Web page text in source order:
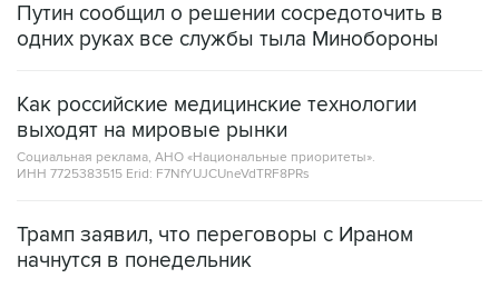
Путин сообщил о решении сосредоточить в
одних руках все службы тыла Минобороны
Как российские медицинские технологии
выходят на мировые рынки
Социальная реклама, АНО «Национальные приоритеты».
ИНН 7725383515 Erid: F7NfYUJCUneVdTRF8PRs
Трамп заявил, что переговоры с Ираном
начнутся в понедельник